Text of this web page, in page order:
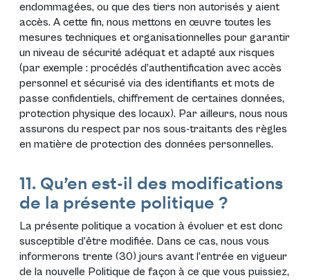
endommagées, ou que des tiers non autorisés y aient
accès. A cette fin, nous mettons en œuvre toutes les
mesures techniques et organisationnelles pour garantir
un niveau de sécurité adéquat et adapté aux risques
(par exemple : procédés d’authentification avec accès
personnel et sécurisé via des identifiants et mots de
passe confidentiels, chiffrement de certaines données,
protection physique des locaux). Par ailleurs, nous nous
assurons du respect par nos sous-traitants des règles
en matière de protection des données personnelles.
11. Qu’en est-il des modifications
de la présente politique ?
La présente politique a vocation à évoluer et est donc
susceptible d’être modifiée. Dans ce cas, nous vous
informerons trente (30) jours avant l’entrée en vigueur
de la nouvelle Politique de façon à ce que vous puissiez,